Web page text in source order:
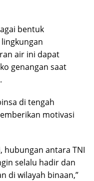
bentuk
air ini dapat
genangan saat
di tengah
motivasi
hubungan antara TNI
selalu hadir dan
di wilayah binaan,”